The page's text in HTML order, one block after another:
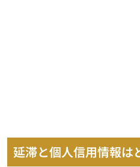
延滞と個人信用情報は